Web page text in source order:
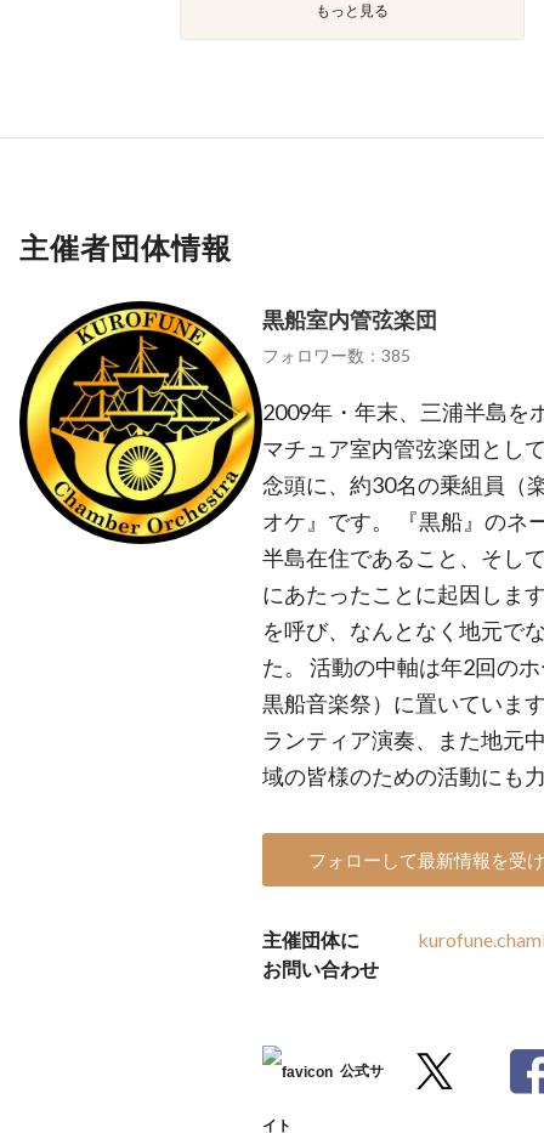
もっと見る
主催者団体情報
黒船室内管弦楽団
フォロワー数：385
2009年・年末、三浦半島を
マチュア室内管弦楽団とし
念頭に、約30名の乗組員（
オケ』です。 『黒船』のネ
半島在住であること、そし
にあたったことに起因しま
を呼び、なんとなく地元で
た。 活動の中軸は年2回の
黒船音楽祭）に置いていま
ランティア演奏、また地元
域の皆様のための活動にも
フォローして最新情報を受
主催団体に
お問い合わせ
公式サ
イト